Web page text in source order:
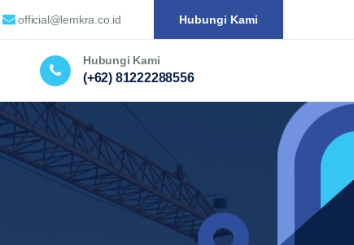
official@lemkra.co.id Hubungi Kami
Hubungi Kami
(+62) 81222288556